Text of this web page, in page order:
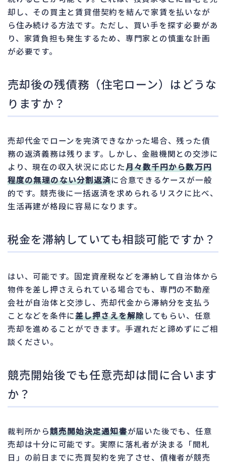
却し、その買主と賃貸借契約を結んで家賃を払いなが
ら住み続ける方法です。ただし、買い手を探す必要があ
り、家賃負担も発生するため、専門家との慎重な計画
が必要です。
売却後の残債務（住宅ローン）はどうな
りますか？
売却代金でローンを完済できなかった場合、残った債
務の返済義務は残ります。しかし、金融機関との交渉に
より、現在の収入状況に応じた月々数千円から数万円
程度の無理のない分割返済に合意できるケースが一般
的です。競売後に一括返済を求められるリスクに比べ、
生活再建が格段に容易になります。
税金を滞納していても相談可能ですか？
はい、可能です。固定資産税などを滞納して自治体から
物件を差し押さえられている場合でも、専門の不動産
会社が自治体と交渉し、売却代金から滞納分を支払う
ことなどを条件に差し押さえを解除してもらい、任意
売却を進めることができます。手遅れだと諦めずにご相
談ください。
競売開始後でも任意売却は間に合います
か？
裁判所から競売開始決定通知書が届いた後でも、任意
売却は十分に可能です。実際に落札者が決まる「開札
日」の前日までに売買契約を完了させ、債権者が競売